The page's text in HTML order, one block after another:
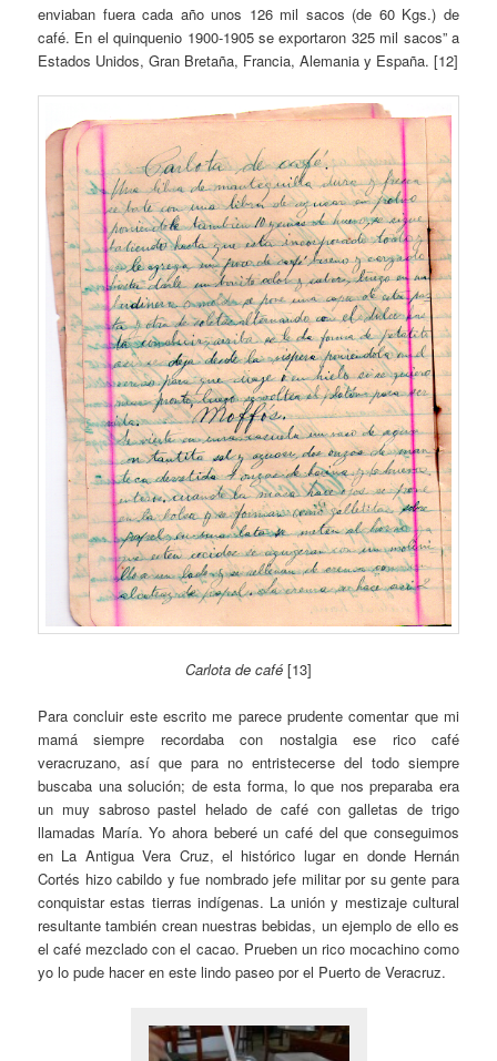
enviaban fuera cada año unos 126 mil sacos (de 60 Kgs.) de
café. En el quinquenio 1900-1905 se exportaron 325 mil sacos” a
Estados Unidos, Gran Bretaña, Francia, Alemania y España. [12]
Carlota de café [13]
Para concluir este escrito me parece prudente comentar que mi
mamá siempre recordaba con nostalgia ese rico café
veracruzano, así que para no entristecerse del todo siempre
buscaba una solución; de esta forma, lo que nos preparaba era
un muy sabroso pastel helado de café con galletas de trigo
llamadas María. Yo ahora beberé un café del que conseguimos
en La Antigua Vera Cruz, el histórico lugar en donde Hernán
Cortés hizo cabildo y fue nombrado jefe militar por su gente para
conquistar estas tierras indígenas. La unión y mestizaje cultural
resultante también crean nuestras bebidas, un ejemplo de ello es
el café mezclado con el cacao. Prueben un rico mocachino como
yo lo pude hacer en este lindo paseo por el Puerto de Veracruz.